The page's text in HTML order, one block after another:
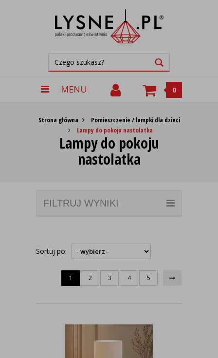
MENU 0
Strona główna
Pomieszczenie / lampki dla dzieci
Lampy do pokoju nastolatka
Lampy do pokoju
nastolatka
FILTRUJ WYNIKI
Sortuj po:
1 2 3 4 5